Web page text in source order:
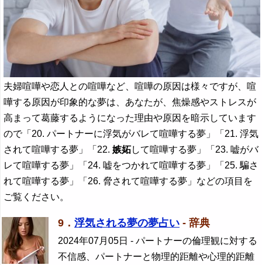
夫婦喧嘩や恋人との喧嘩など、喧嘩の原因は様々ですが、喧
嘩する原因が印象的な夢は、あなたが、焦燥感やストレスが
高まって葛藤するようになった理由や原因を暗示しています
ので「20. パートナーに浮気がバレて喧嘩する夢」「21. 浮気
されて喧嘩する夢」「22.嫉妬して喧嘩する夢」「23. 嘘がバ
レて喧嘩する夢」「24. 嘘をつかれて喧嘩する夢」「25. 騙さ
れて喧嘩する夢」「26. 脅されて喧嘩する夢」などの項目を
ご覧ください。
9． 浮気される夢の夢占い - 辞典
2024年07月05日 - パートナーの倫理観に対する
不信感、パートナーと物理的距離や心理的距離